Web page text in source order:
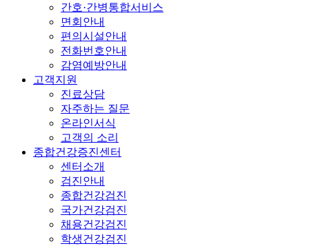
간호·간병통합서비스
면회안내
편의시설안내
전화번호안내
감염예방안내
고객지원
진료상담
자주하는 질문
온라인서식
고객의 소리
종합건강증진센터
센터소개
검진안내
종합건강검진
국가건강검진
채용건강검진
학생건강검진